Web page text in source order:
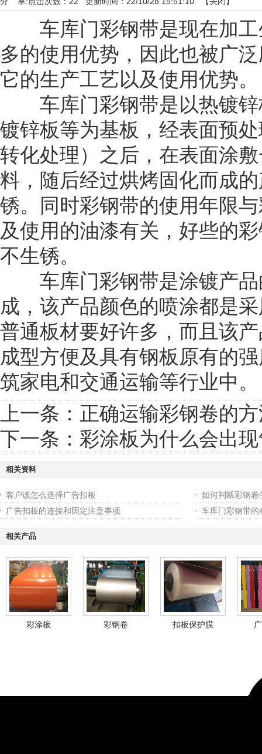
车库门彩钢带是现在加工
多的使用优势，因此也被广
它的生产工艺以及使用优势。
车库门彩钢带是以热镀锌
镀锌板等为基板，经表面预
转化处理）之后，在表面涂
料，随后经过烘烤固化而成
锈。同时彩钢带的使用年限
及使用的油漆有关，好些的
不生锈。
车库门彩钢带是涂镀产品
成，该产品颜色的喷涂都是
普通板材要好许多，而且该
成型方便及具有钢板原有的
筑家电和交通运输等行业中。
上一条： 正确运输彩钢卷的
下一条： 彩涂板为什么会出
相关资料
客户该怎么选择广告扣板
如何判断彩钢卷
广告扣板的连接和固定注意事项
车库门彩钢带的
相关产品
彩涂板 彩钢卷 扣板保护膜